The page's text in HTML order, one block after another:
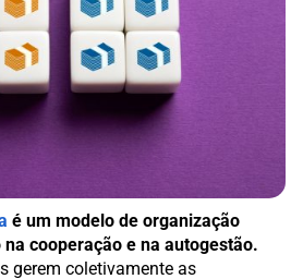
é um modelo de organização
cooperação e na autogestão.
gerem coletivamente as